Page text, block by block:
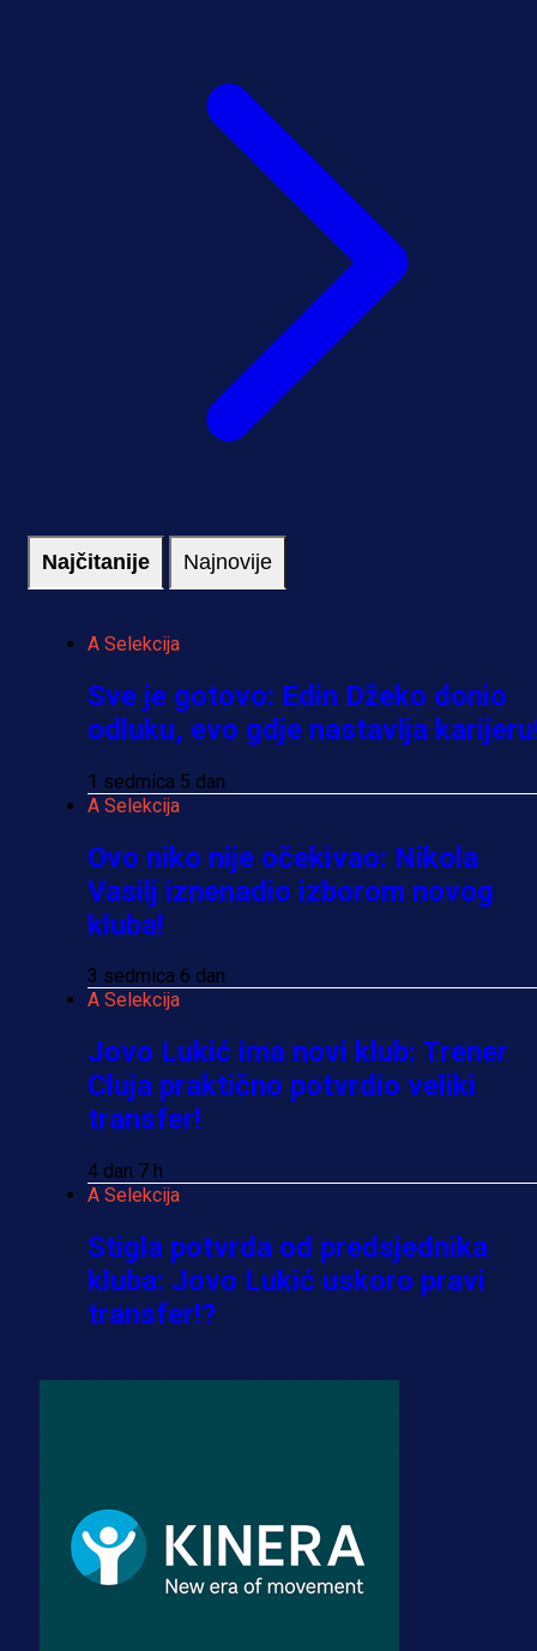
Najčitanije Najnovije
A Selekcija
Sve je gotovo: Edin Džeko donio
odluku, evo gdje nastavlja
1 sedmica 5 dan
A Selekcija
Ovo niko nije očekivao: Nikola
Vasilj iznenadio izborom novog
kluba!
3 sedmica 6 dan
A Selekcija
Jovo Lukić ima novi klub: Trener
Cluja praktično potvrdio veliki
transfer!
4 dan 7 h
A Selekcija
Stigla potvrda od predsjednika
kluba: Jovo Lukić uskoro pravi
transfer!?
dres BiH!
3 sedmica 4 dan
Premijer liga BiH